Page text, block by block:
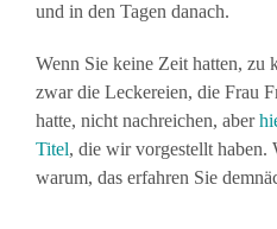
und in den Tagen danach.
Wenn Sie keine Zeit hatten, zu
zwar die Leckereien, die Frau
hatte, nicht nachreichen, aber
Titel, die wir vorgestellt haben.
warum, das erfahren Sie